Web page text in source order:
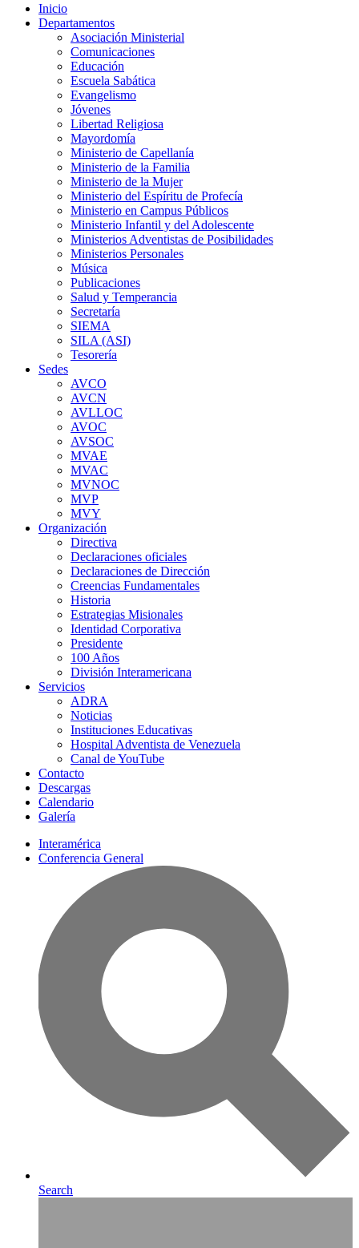
Inicio
Departamentos
Asociación Ministerial
Comunicaciones
Educación
Escuela Sabática
Evangelismo
Jóvenes
Libertad Religiosa
Mayordomía
Ministerio de Capellanía
Ministerio de la Familia
Ministerio de la Mujer
Ministerio del Espíritu de Profecía
Ministerio en Campus Públicos
Ministerio Infantil y del Adolescente
Ministerios Adventistas de Posibilidades
Ministerios Personales
Música
Publicaciones
Salud y Temperancia
Secretaría
SIEMA
SILA (ASI)
Tesorería
Sedes
AVCO
AVCN
AVLLOC
AVOC
AVSOC
MVAE
MVAC
MVNOC
MVP
MVY
Organización
Directiva
Declaraciones oficiales
Declaraciones de Dirección
Creencias Fundamentales
Historia
Estrategias Misionales
Identidad Corporativa
Presidente
100 Años
División Interamericana
Servicios
ADRA
Noticias
Instituciones Educativas
Hospital Adventista de Venezuela
Canal de YouTube
Contacto
Descargas
Calendario
Galería
Interamérica
Conferencia General
Search